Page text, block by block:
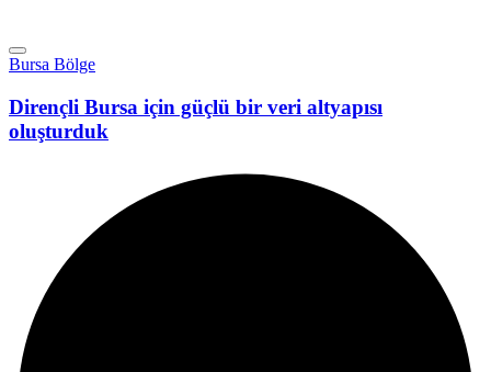
Bursa Bölge
Dirençli Bursa için güçlü bir veri altyapısı
oluşturduk